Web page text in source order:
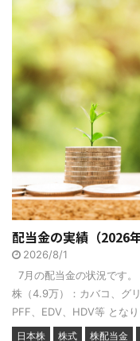
配当金の実績（2026年
2026/8/1
7月の配当金の状況です
株（4.9万）：カバコ、グ
PFF、EDV、HDV等 とな
日本株 株式 株配当金